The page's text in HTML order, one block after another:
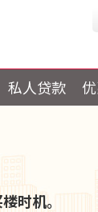
私人贷款
时机。